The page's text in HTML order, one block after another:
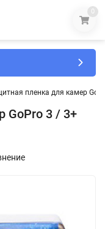
0
пленка для камер
GoPro 3 / 3+